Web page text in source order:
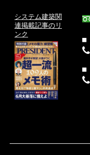
システム建築関
連掲載記事のリ
ンク